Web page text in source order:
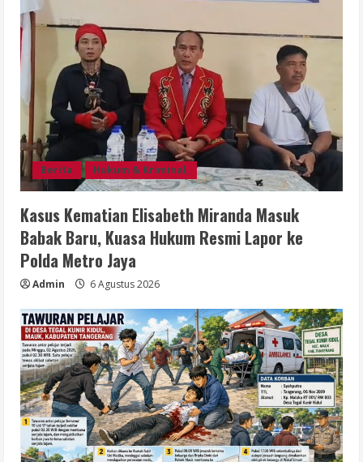
Berita Hukum & Kriminal,
Kasus Kematian Elisabeth Miranda Masuk
Babak Baru, Kuasa Hukum Resmi Lapor ke
Polda Metro Jaya
Admin 6 Agustus 2026